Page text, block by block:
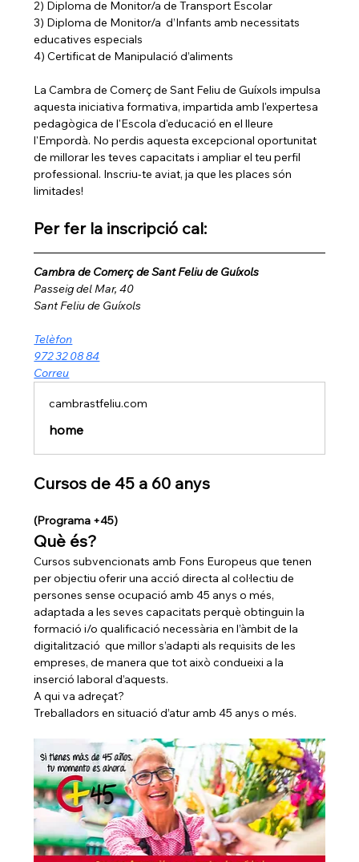
2) Diploma de Monitor/a de Transport Escolar
3) Diploma de Monitor/a  d’Infants amb necessitats
educatives especials
4) Certificat de Manipulació d’aliments
La Cambra de Comerç de Sant Feliu de Guíxols impulsa
aquesta iniciativa formativa, impartida amb l'expertesa
pedagògica de l'Escola d'educació en el lleure
l'Empordà. No perdis aquesta excepcional oportunitat
de millorar les teves capacitats i ampliar el teu perfil
professional. Inscriu-te aviat, ja que les places són
limitades!
Per fer la inscripció cal:
Cambra de Comerç de Sant Feliu de Guíxols
Passeig del Mar, 40
Sant Feliu de Guíxols
Telèfon
972 32 08 84
Correu
cambrastfeliu.com
home
Cursos de 45 a 60 anys
(Programa +45)
Què és?
Cursos subvencionats amb Fons Europeus que tenen
per objectiu oferir una acció directa al col·lectiu de
persones sense ocupació amb 45 anys o més,
adaptada a les seves capacitats perquè obtinguin la
formació i/o qualificació necessària en l’àmbit de la
digitalització  que millor s’adapti als requisits de les
empreses, de manera que tot això condueixi a la
inserció laboral d’aquests.
A qui va adreçat?
Treballadors en situació d’atur amb 45 anys o més.